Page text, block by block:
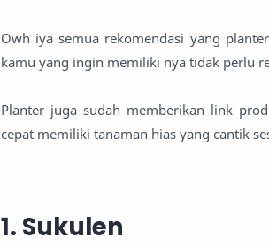
Owh iya semua rekomendasi yang
kamu yang ingin memiliki nya tidak perlu
Planter juga sudah memberikan link
cepat memiliki tanaman hias yang cantik
1. Sukulen